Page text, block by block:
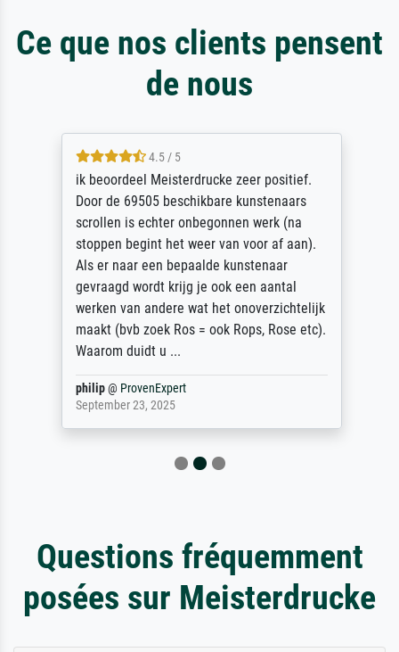
Ce que nos clients pensent
de nous
4.5 / 5
ik beoordeel Meisterdrucke zeer positief.
Door de 69505 beschikbare kunstenaars
scrollen is echter onbegonnen werk (na
stoppen begint het weer van voor af aan).
Als er naar een bepaalde kunstenaar
gevraagd wordt krijg je ook een aantal
werken van andere wat het onoverzichtelijk
maakt (bvb zoek Ros = ook Rops, Rose etc).
Waarom duidt u ...
philip@ ProvenExpert
September 23, 2025
Questions fréquemment
posées sur Meisterdrucke